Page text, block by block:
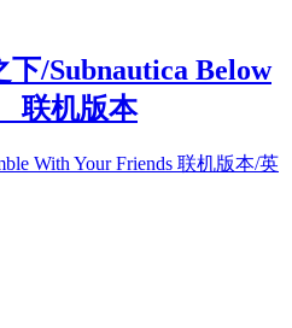
/Subnautica Below
联机版本